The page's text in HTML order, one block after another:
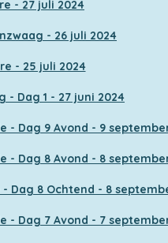
- 27 juli 2024
- 26 juli 2024
- 25 juli 2024
Dag 1 - 27 juni 2024
Dag 9 Avond - 9
Dag 8 Avond - 8
8 Ochtend - 8
Dag 7 Avond - 7